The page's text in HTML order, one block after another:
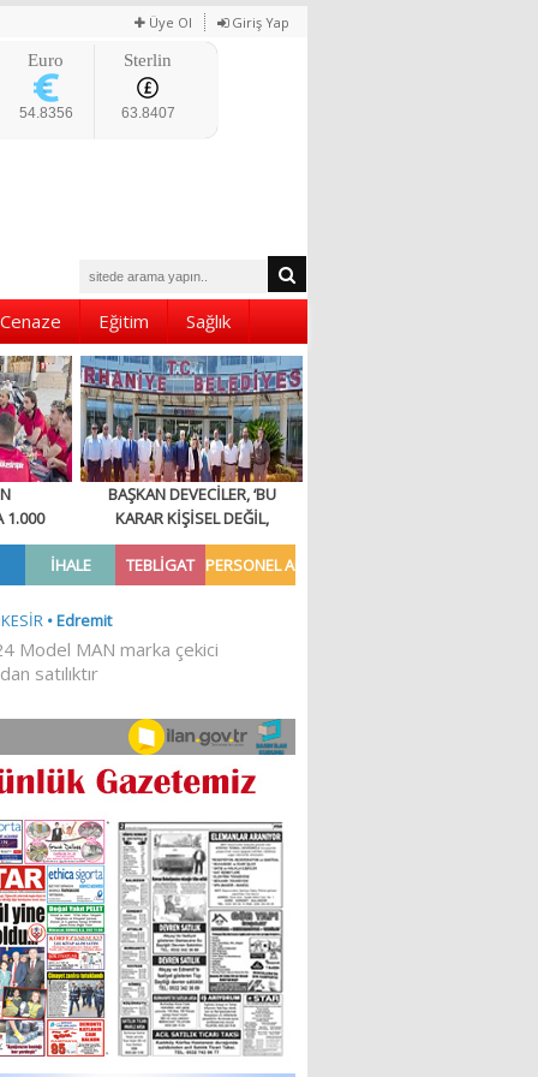
Üye Ol Giriş Yap
Euro
54.8356
Sterlin
63.8407
Cenaze Eğitim Sağlık
1.000
BAŞKAN DEVECİLER, ‘BU
KARAR KİŞİSEL DEĞİL,
İLKESEL BİR DURUŞTUR’